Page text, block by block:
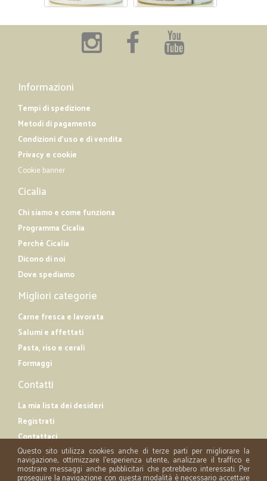
Informazioni
Tempi di spedizione
Metodi di pagamento
Condizioni d'uso e di vendita
Privacy e cookie
Cookie banner
Cicalia
Chi siamo e come funziona
Programma Cicalia
Perché Cicalia
Dicono di noi
Dove spediamo
Migliori categorie
Carne fresca e lavorata
Salumi e affettati
Pasta, riso e cerali
Formaggi
Contatti
La mia lista dei desideri
Registrati
Contattaci
Questo sito utilizza cookies anche di terze parti per migliorare la
navigazione, ottimizzare l'esperienza utente, analizzare il traffico e
mostrare messaggi anche pubblicitari che potrebbero interessati. Per
proseguire la navigazione con questa modalità è necessario accettare